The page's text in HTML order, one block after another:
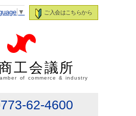
ご入会はこちらから
▼
工会議所
of commerce & industry
62-4600